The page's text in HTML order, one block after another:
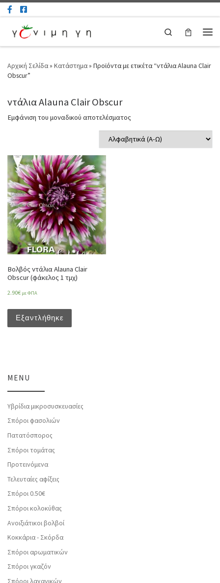
Μετάβαση στο περιεχόμενο
Search
Αρχική Σελίδα» Κατάστημα» Προϊόντα με ετικέτα “ντάλια Alauna Clair
Obscur”
ντάλια Alauna Clair Obscur
Εμφάνιση του μοναδικού αποτελέσματος
Βολβός ντάλια Alauna Clair
Obscur (φάκελος 1 τμχ)
2.90€ με ΦΠΑ
Εξαντλήθηκε
MENU
Υβρίδια μικροσυσκευασίες
Σπόροι φασολιών
Πατατόσπορος
Σπόροι τομάτας
Προτεινόμενα
Τελευταίες αφίξεις
Σπόροι 0.50€
Σπόροι κολοκύθας
Ανοιξιάτικοι βολβοί
Κοκκάρια - Σκόρδα
Σπόροι αρωματικών
Σπόροι γκαζόν
Σπόροι λαχανικών